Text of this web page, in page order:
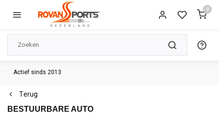
0
Terug
BESTUURBARE AUTO